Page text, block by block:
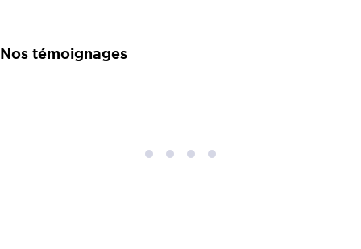
Nos témoignages
1 2 3 4